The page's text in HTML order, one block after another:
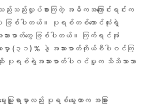
သည်းလှုပ်စားကြတဲ့ အဓိကအကြောင်းရင်းက
ဖြစ်ပါတယ်။ ပုရစ်တစ်ကောင်လုံးရဲ့
ားဓာတ်တွေ ဖြစ်ပါတယ်။ ကြက်ရင်အုံ
မှာ (၃၁) % နဲ့ အသားဓာတ်ကိုယ်စီပါဝင်ကြ
ပုရစ်ရဲ့အသားဓာတ်ပါဝင်မှုက သိသိသာသာ
မြူရာမှာလည်း ပုရစ်မွေးတာက အခြား